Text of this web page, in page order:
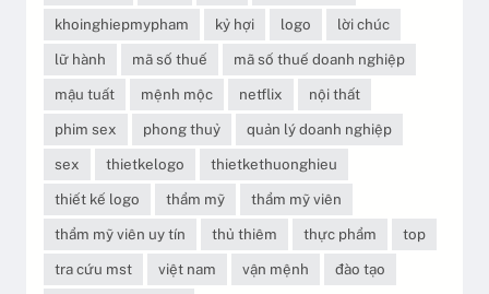
khoinghiepmypham
kỷ hợi logo
lời chúc
lữ hành
mã số thuế
mã số thuế doanh nghiệp
mậu tuất
mệnh mộc netflix
nội thất
phim sex
phong thuỷ
quản lý doanh nghiệp
sex
thietkelogo
thietkethuonghieu
thiết kế logo
thẩm mỹ
thẩm mỹ viên
thẩm mỹ viên uy tín
thủ thiêm thực phẩm
top
tra cứu mst
việt nam vận mệnh
đào tạo